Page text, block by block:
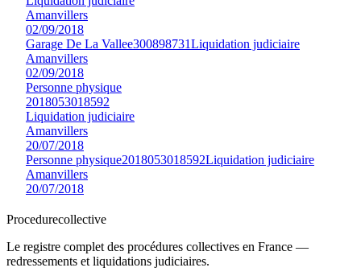
Amanvillers
02/09/2018
Garage De La Vallee300898731Liquidation judiciaire
Amanvillers
02/09/2018
Personne physique
2018053018592
Liquidation judiciaire
Amanvillers
20/07/2018
Personne physique2018053018592Liquidation judiciaire
Amanvillers
20/07/2018
Procedurecollective
Le registre complet des procédures collectives en France —
redressements et liquidations judiciaires.